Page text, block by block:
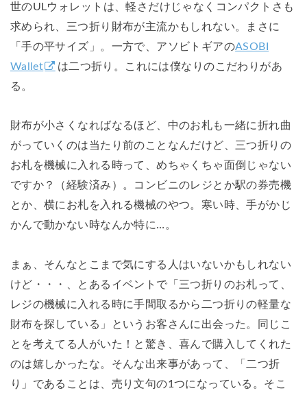
世のULウォレットは、軽さだけじゃなくコンパクトさも
求められ、三つ折り財布が主流かもしれない。まさに
「手の平サイズ」。一方で、アソビトギアのASOBI
Wallet
は二つ折り。これには僕なりのこだわりがあ
る。
財布が小さくなればなるほど、中のお札も一緒に折れ曲
がっていくのは当たり前のことなんだけど、三つ折りの
お札を機械に入れる時って、めちゃくちゃ面倒じゃない
ですか？（経験済み）。コンビニのレジとか駅の券売機
とか、横にお札を入れる機械のやつ。寒い時、手がかじ
かんで動かない時なんか特に…。
まぁ、そんなとこまで気にする人はいないかもしれない
けど・・・、とあるイベントで「三つ折りのお札って、
レジの機械に入れる時に手間取るから二つ折りの軽量な
財布を探している」というお客さんに出会った。同じこ
とを考えてる人がいた！と驚き、喜んで購入してくれた
のは嬉しかったな。そんな出来事があって、「二つ折
り」であることは、売り文句の1つになっている。そこ